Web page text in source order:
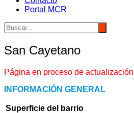
Portal MCR
San Cayetano
Página en proceso de
INFORMACIÓN GENERAL
Superficie del barrio